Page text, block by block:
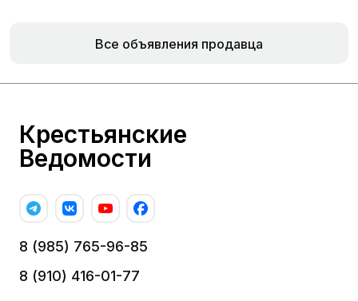
Все объявления продавца
Крестьянские
Ведомости
8 (985) 765-96-85
8 (910) 416-01-77